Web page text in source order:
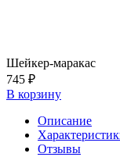
Шейкер-маракас
745 ₽
В корзину
Описание
Отзывы